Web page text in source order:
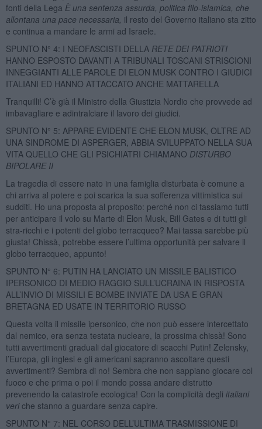
fonti della Lega È una sentenza assurda, politica filo-islamica, che
allontana una pace necessaria, il resto del Governo italiano sta zitto
e continua a mandare le armi ad Israele.
SPUNTO N° 4: I NEOFASCISTI DELLA RETE DEI PATRIOTI
HANNO ESPOSTO DAVANTI A TRIBUNALI TOSCANI STRISCIONI
INNEGGIANTI ALLE PAROLE DI ELON MUSK CONTRO I GIUDICI
ITALIANI ED HANNO ATTACCATO ANCHE MATTARELLA
Tranquilli! C’è già il Ministro della Giustizia Nordio che provvede ad
imbavagliare e adintralciare il lavoro dei giudici.
SPUNTO N° 5: APPARE EVIDENTE CHE ELON MUSK, OLTRE AD
UNA SINDROME DI ASPERGER, ABBIA SVILUPPATO NELLA SUA
VITA QUELLO CHE GLI PSICHIATRI CHIAMANO DISTURBO
BIPOLARE II
La tragedia di essere nato in una famiglia disturbata è comune a
chi arriva al potere e poi scarica la sua sofferenza vittimistica sui
sudditi. Ho una proposta al proposito: perché non ci tassiamo tutti
per anticipare il volo su Marte di Elon Musk, Bill Gates e di tutti gli
stra-ricchi e i potenti del globo terracqueo? Mai tassa sarebbe più
giusta! Chissà, potrebbe essere l’ultima opportunità per salvare il
globo terracqueo, appunto!
SPUNTO N° 6: PUTIN HA LANCIATO UN MISSILE BALISTICO
IPERSONICO DI MEDIO RAGGIO SULL’UCRAINA IN RISPOSTA
ALL’INVIO DI MISSILI E BOMBE INVIATE DA USA E GRAN
BRETAGNA ED USATE IN TERRITORIO RUSSO
Questa volta il missile ipersonico, che non può essere intercettato
dal nemico, era senza testata nucleare, la prossima chissà! Sono
tutti avvertimenti graduali dal giocatore di scacchi Putin! Zelensky,
l’Europa, gli inglesi e gli americani sapranno ascoltare questi
avvertimenti? Sembra di no! Sembra che non sappiano giocare col
fuoco e che prima o poi il mondo possa andare distrutto
prevenendo la catastrofe ecologica! Con la complicità degli italiani
veriche stanno a guardare senza capire.
SPUNTO N° 7: NEL CORSO DELL’ULTIMA TRASMISSIONE DI